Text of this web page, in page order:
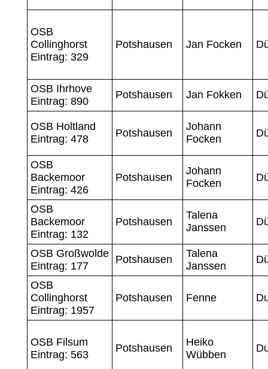
OSB
Collinghorst
Eintrag: 329
Potshausen Jan Focken
OSB Ihrhove
Eintrag: 890
Potshausen Jan Fokken
OSB Holtland
Eintrag: 478
Potshausen
Johann
Focken
OSB
Backemoor
Eintrag: 426
Potshausen
Johann
Focken
OSB
Backemoor
Eintrag: 132
Potshausen
Talena
Janssen
OSB Großwolde
Eintrag: 177
Potshausen
Talena
Janssen
OSB
Collinghorst
Eintrag: 1957
Potshausen Fenne
OSB Filsum
Eintrag: 563
Potshausen
Heiko
Wübben